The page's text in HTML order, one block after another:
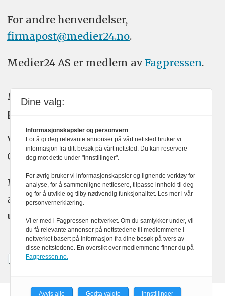
For andre henvendelser,
firmapost@medier24.no.
Medier24 AS er medlem av Fagpressen.
Medier24 arbeider etter Vær Varsom-
plakatens regler for god presseskikk.
Vi bruker KI-verktøy som ChatGPT,
Claude, og Gemini i journalistikken vår.
Medier24s redaksjon har alltid det fulle
ansvar for publisert innhold, med eller
uten bruk av kunstig intelligens.
Dine valg:
Informasjonskapsler og personvern
For å gi deg relevante annonser på vårt nettsted bruker vi
informasjon fra ditt besøk på vårt nettsted. Du kan reservere
deg mot dette under "Innstillinger".
For øvrig bruker vi informasjonskapsler og lignende verktøy for
analyse, for å sammenligne nettlesere, tilpasse innhold til deg
og for å utvikle og tilby nødvendig funksjonalitet. Les mer i vår
personvernerklæring.
Vi er med i Fagpressen-nettverket. Om du samtykker under, vil
du få relevante annonser på nettstedene til medlemmene i
nettverket basert på informasjon fra dine besøk på tvers av
disse nettstedene. En oversikt over medlemmene finner du på
Fagpressen.no.
Avvis alle Godta valgte Innstillinger